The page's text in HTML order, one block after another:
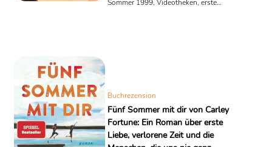
Sommer 1999, Videotheken, erste
Buchrezension
Fünf Sommer mit dir von Carley
Fortune: Ein Roman über erste
Liebe, verlorene Zeit und die